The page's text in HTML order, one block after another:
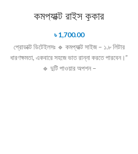
কমপ্যাক্ট রাইস কুকার
৳1,700.00
প্রোডাক্ট ডিটেইলসঃ 🔹 কমপ্যাক্ট সাইজ – ১.৮ লিটার
ধারণক্ষমতা, একবারে সহজে ভাত রান্না করতে পারবেন।”
🔹 দুটি পাওয়ার অপশন –